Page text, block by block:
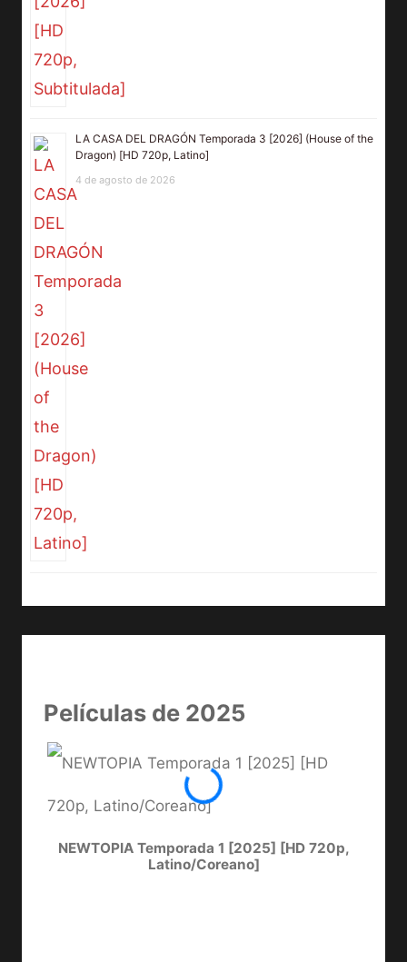
LA CASA DEL DRAGÓN Temporada 3 [2026] (House of the
Dragon) [HD 720p, Latino]
4 de agosto de 2026
Películas de 2025
NEWTOPIA Temporada 1 [2025] [HD 720p,
Latino/Coreano]